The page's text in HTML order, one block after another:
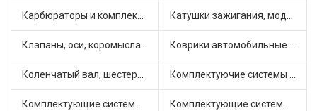
Карбюраторы и комплектующие (25) Катушки зажигания, модули зажигания (15)
Клапаны, оси, коромысла (12) Коврики автомобильные (7)
Коленчатый вал, шестерни коленчатого вала (1) Комплектуючие системы стеклоочистителя (6)
Комплектующие системы выпуска отработавших газов (14) Комплектующие системы отопления (28)